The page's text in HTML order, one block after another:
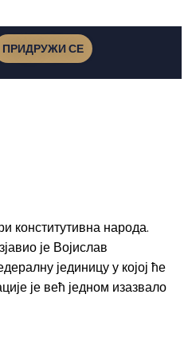
ПРИДРУЖИ СЕ
конститутивна народа.
је Војислав
јединицу у којој ће
је већ једном изазвало